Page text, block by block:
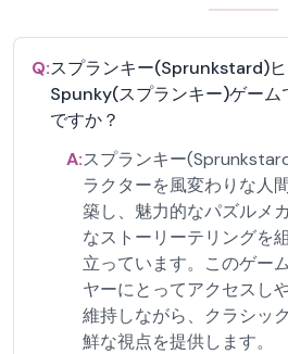
Q:スプランキー(Sprunkstard)
Spunky(スプランキー)ゲーム
ですか？
A:スプランキー
ラクターを風変わりな人
築し、魅力的なパズルメ
なストーリーテリングを
立っています。このゲー
ヤーにとってアクセスし
維持しながら、クラシッ
鮮な視点を提供します。